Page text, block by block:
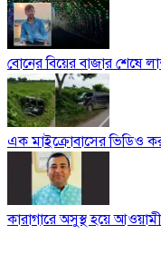
বোনের বিয়ের বাজার শেষে
এক মাইক্রোবাসের ভিডিও
কারাগারে অসুস্থ হয়ে